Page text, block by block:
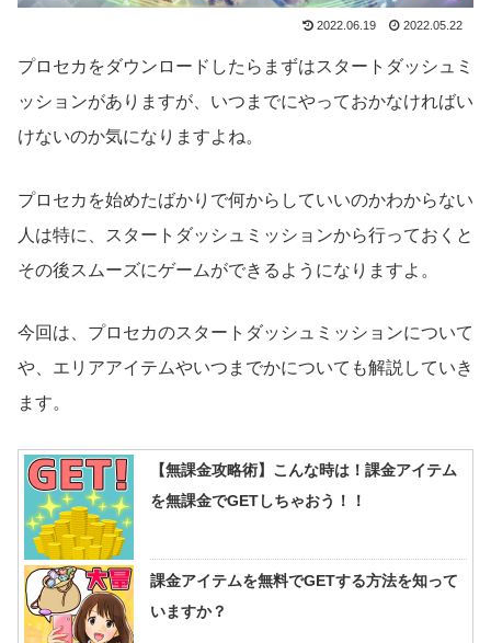
2022.06.19 2022.05.22
プロセカをダウンロードしたらまずはスタートダッシュミ
ッションがありますが、いつまでにやっておかなければい
けないのか気になりますよね。
プロセカを始めたばかりで何からしていいのかわからない
人は特に、スタートダッシュミッションから行っておくと
その後スムーズにゲームができるようになりますよ。
今回は、プロセカのスタートダッシュミッションについて
や、エリアアイテムやいつまでかについても解説していき
ます。
【無課金攻略術】こんな時は！課金アイテム
を無課金でGETしちゃおう！！
課金アイテムを無料でGETする方法を知って
いますか？